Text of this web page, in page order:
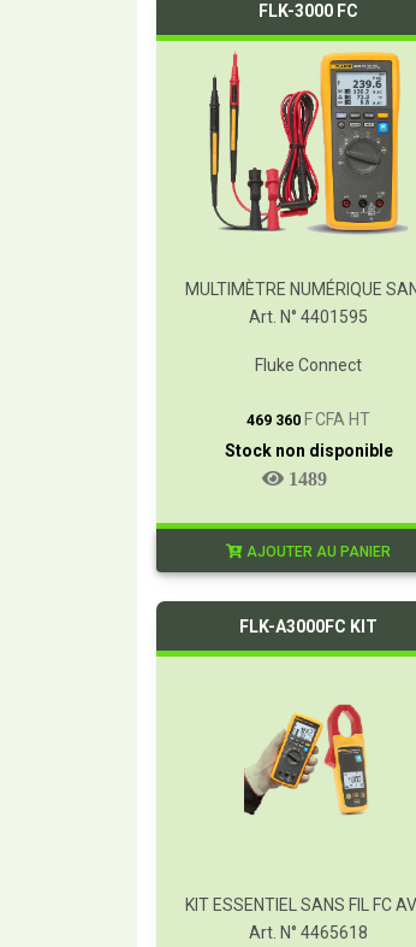
FLK-3000 FC
Art. N° 4401595
Fluke Connect
469 360 F CFA HT
Stock non disponible
1489
AJOUTER AU PANIER
FLK-A3000FC KIT
Art. N° 4465618